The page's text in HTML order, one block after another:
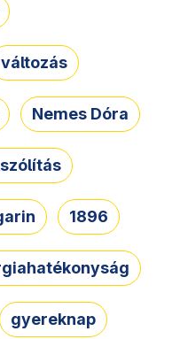
változás
Nemes Dóra
1896
gyereknap